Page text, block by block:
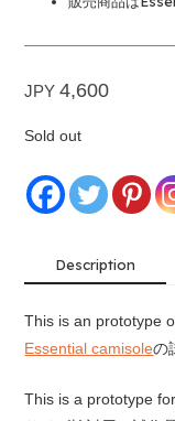
JPY4,600
Sold out
Description
This is an prototype
Essential camisoleの
This is a prototype